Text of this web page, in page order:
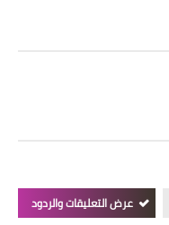
عرض التعليقات والردود